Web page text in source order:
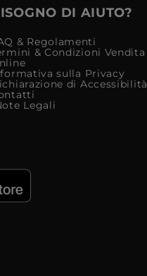
DI AIUTO?
& Regolamenti
& Condizioni Vendita
sulla Privacy
di Accessibilità
Legali